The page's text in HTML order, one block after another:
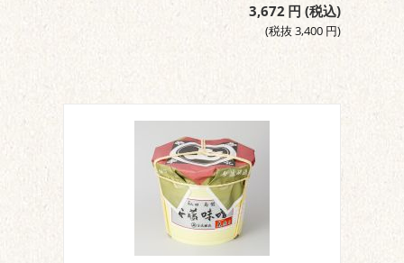
3,672 円 (税込)
(税抜3,400 円)